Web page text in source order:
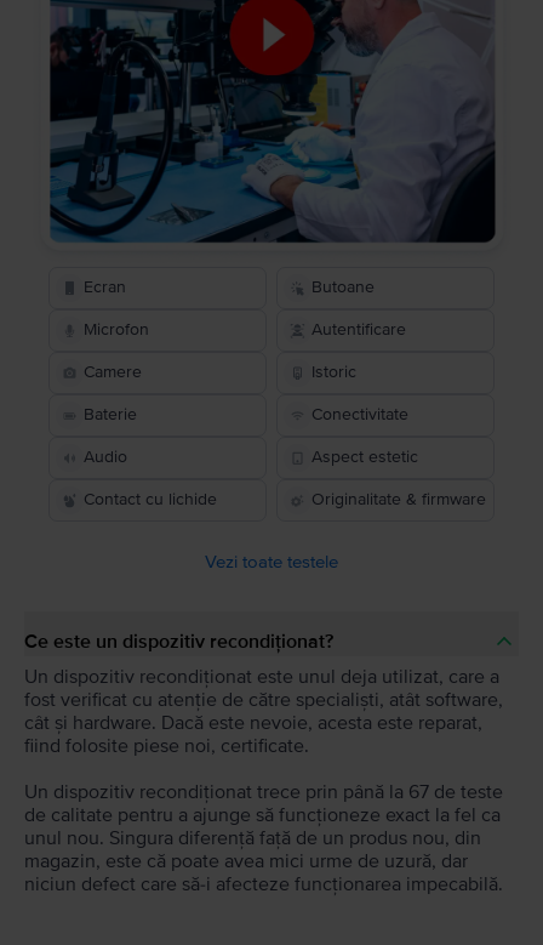
Ecran Butoane
Microfon Autentificare
Camere Istoric
Baterie Conectivitate
Audio Aspect estetic
Contact cu lichide Originalitate & firmware
Vezi toate testele
Ce este un dispozitiv recondiționat?
Un dispozitiv recondiționat este unul deja utilizat, care a
fost verificat cu atenție de către specialiști, atât software,
cât și hardware. Dacă este nevoie, acesta este reparat,
fiind folosite piese noi, certificate.
Un dispozitiv recondiționat trece prin până la 67 de teste
de calitate pentru a ajunge să funcționeze exact la fel ca
unul nou. Singura diferență față de un produs nou, din
magazin, este că poate avea mici urme de uzură, dar
niciun defect care să-i afecteze funcționarea impecabilă.